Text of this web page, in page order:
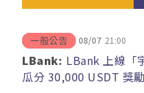
一般公告 08/07 21:00
LBank: LBank 上線「
瓜分 30,000 USDT 獎